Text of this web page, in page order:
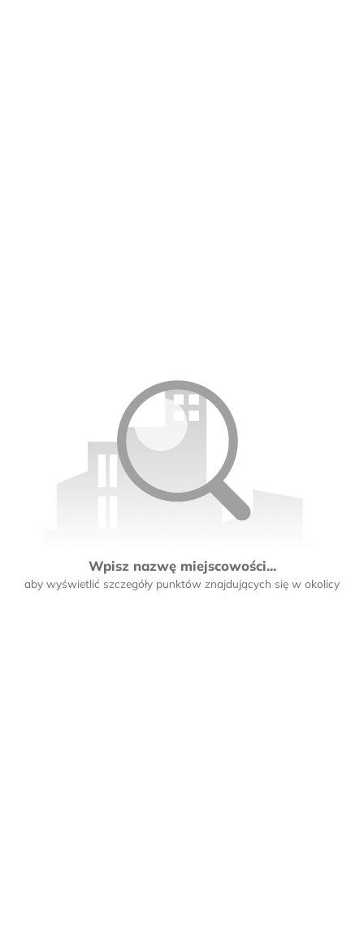
Wpisz nazwę miejscowości...
aby wyświetlić szczegóły punktów znajdujących się w okolicy